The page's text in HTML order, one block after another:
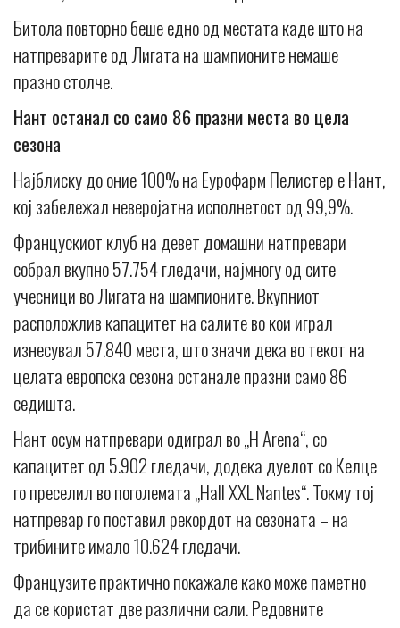
Битола повторно беше едно од местата каде што на
натпреварите од Лигата на шампионите немаше
празно столче.
Нант останал со само 86 празни места во цела
сезона
Најблиску до oние 100% на Еурофарм Пелистер е Нант,
кој забележал неверојатна исполнетост од 99,9%.
Францускиот клуб на девет домашни натпревари
собрал вкупно 57.754 гледачи, најмногу од сите
учесници во Лигата на шампионите. Вкупниот
расположлив капацитет на салите во кои играл
изнесувал 57.840 места, што значи дека во текот на
целата европска сезона останале празни само 86
седишта.
Нант осум натпревари одиграл во „H Arena“, со
капацитет од 5.902 гледачи, додека дуелот со Келце
го преселил во поголемата „Hall XXL Nantes“. Токму тој
натпревар го поставил рекордот на сезоната – на
трибините имало 10.624 гледачи.
Французите практично покажале како може паметно
да се користат две различни сали. Редовните